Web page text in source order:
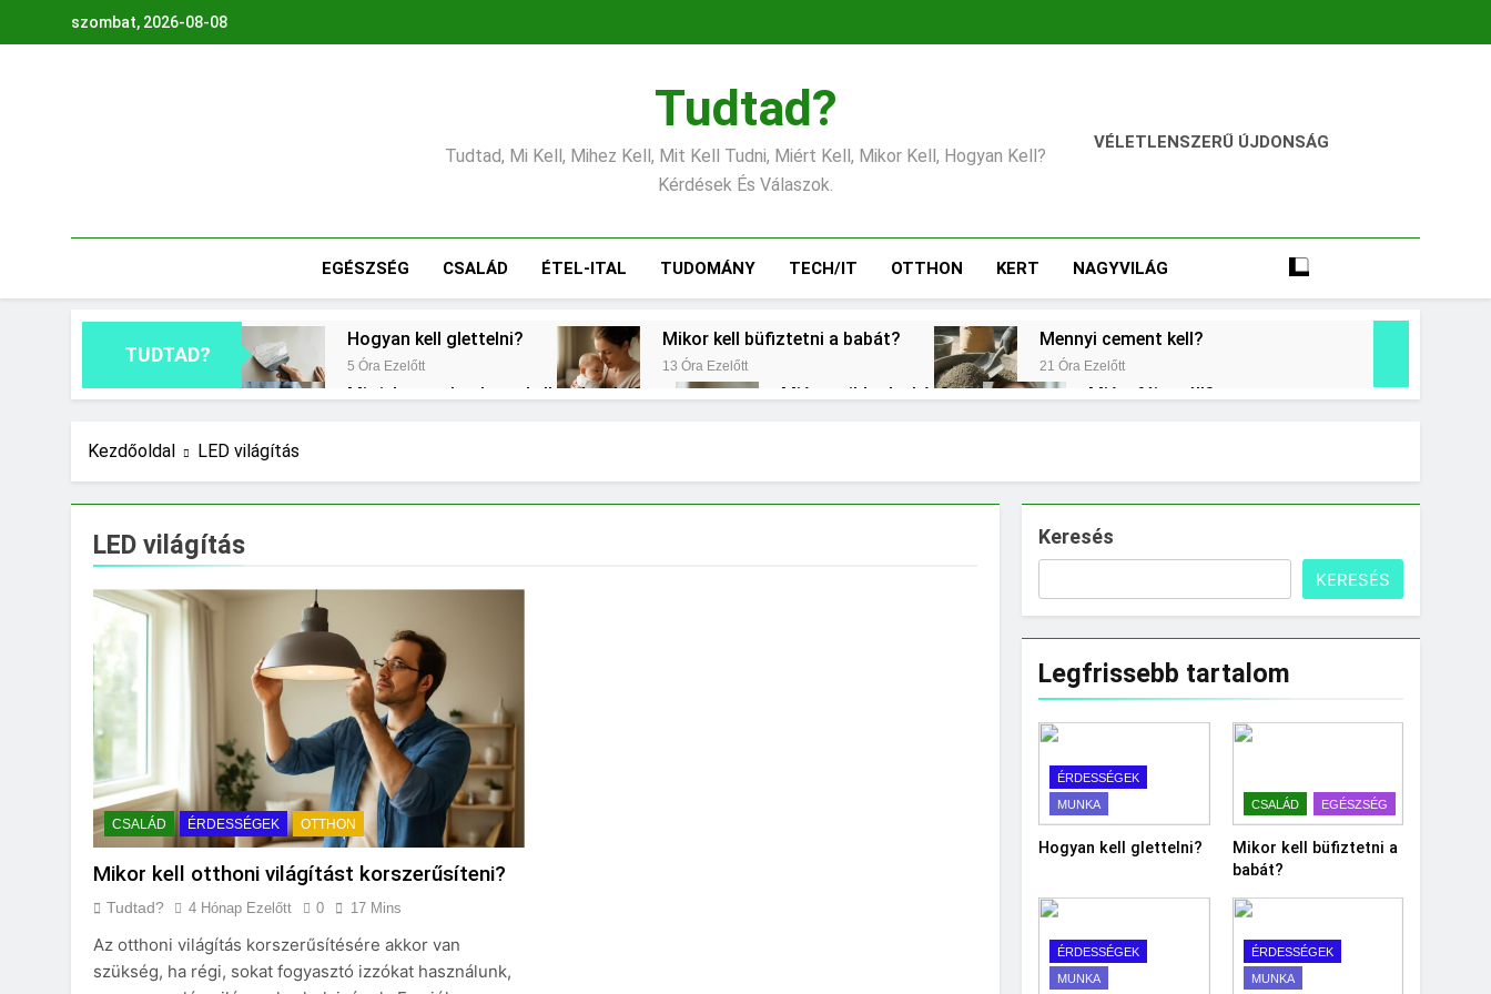
szombat, 2026-08-08
Tudtad?
Tudtad, Mi Kell, Mihez Kell, Mit Kell Tudni, Miért Kell, Mikor Kell, Hogyan Kell?
Kérdések És Válaszok.
VÉLETLENSZERŰ ÚJDONSÁG
EGÉSZSÉG CSALÁD ÉTEL-ITAL TUDOMÁNY TECH/IT OTTHON KERT NAGYVILÁG
TUDTAD?
Hogyan kell glettelni?
5 Óra Ezelőtt
Mikor kell büfiztetni a babát?
13 Óra Ezelőtt
Mennyi cement kell?
21 Óra Ezelőtt
Mit jelent a thm hogy kell számolni? Miért zsibbad a kéz? Miért fáj a váll?
Mikor kell tetőt cserélni?
Kezdőoldal LED világítás
LED világítás
CSALÁD ÉRDESSÉGEK OTTHON
Mikor kell otthoni világítást korszerűsíteni?
Tudtad? 4 Hónap Ezelőtt 0 17 Mins
Az otthoni világítás korszerűsítésére akkor van
szükség, ha régi, sokat fogyasztó izzókat használunk,
Keresés
KERESÉS
Legfrissebb tartalom
ÉRDESSÉGEK
MUNKA
Hogyan kell glettelni?
CSALÁD EGÉSZSÉG
Mikor kell büfiztetni a
babát?
ÉRDESSÉGEK
MUNKA
ÉRDESSÉGEK
MUNKA